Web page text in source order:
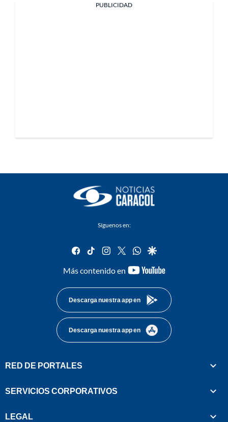
PUBLICIDAD
Síguenos en:
facebook
tiktok instagram
twitterwhatsapp
google
Más contenido en
youtube-
Descarga nuestra app en
Descarga nuestra app en
RED DE PORTALES
SERVICIOS CORPORATIVOS
LEGAL